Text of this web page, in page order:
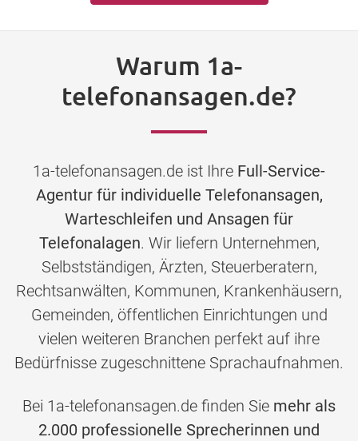
Warum 1a-
telefonansagen.de?
1a-telefonansagen.de ist Ihre Full-Service-
Agentur für individuelle Telefonansagen,
Warteschleifen und Ansagen für
Telefonalagen. Wir liefern Unternehmen,
Selbstständigen, Ärzten, Steuerberatern,
Rechtsanwälten, Kommunen, Krankenhäusern,
Gemeinden, öffentlichen Einrichtungen und
vielen weiteren Branchen perfekt auf ihre
Bedürfnisse zugeschnittene Sprachaufnahmen.
Bei 1a-telefonansagen.de finden Sie mehr als
2.000 professionelle Sprecherinnen und